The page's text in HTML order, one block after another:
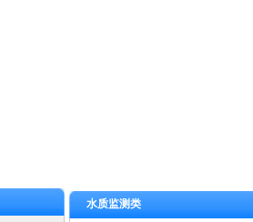
水质监测类